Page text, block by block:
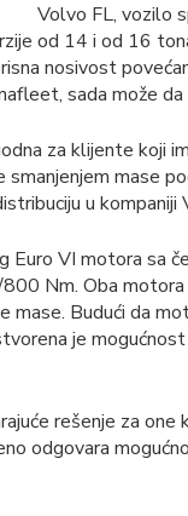
Volvo FL, vozilo
od 14 i od 16
nosivost
sada može
za klijente koji
mase
u kompaniji
Euro VI motora sa
Nm. Oba motora
Budući da
je
rešenje za one
odgovara